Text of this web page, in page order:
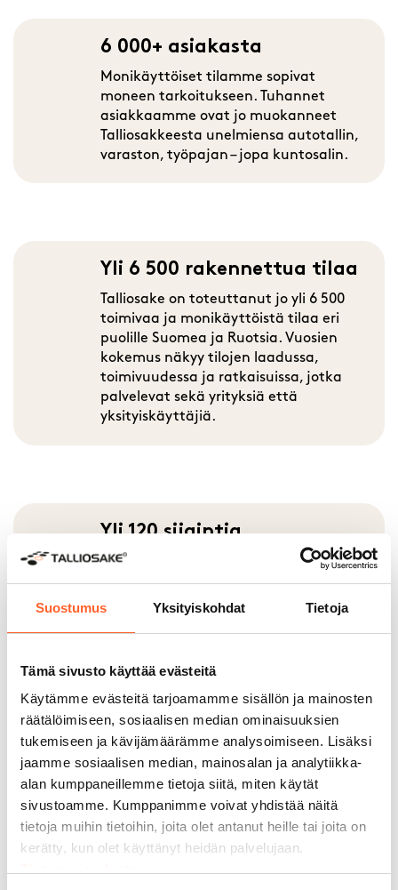
Suostumus Yksityiskohdat Tietoja
Tämä sivusto käyttää evästeitä
Käytämme evästeitä tarjoamamme sisällön ja mainosten
räätälöimiseen, sosiaalisen median ominaisuuksien
tukemiseen ja kävijämäärämme analysoimiseen. Lisäksi
jaamme sosiaalisen median, mainosalan ja analytiikka-
alan kumppaneillemme tietoja siitä, miten käytät
sivustoamme. Kumppanimme voivat yhdistää näitä
tietoja muihin tietoihin, joita olet antanut heille tai joita on
kerätty, kun olet käyttänyt heidän palvelujaan.
6 000+ asiakasta
Monikäyttöiset tilamme sopivat
moneen tarkoitukseen. Tuhannet
asiakkaamme ovat jo muokanneet
Talliosakkeesta unelmiensa autotallin,
varaston, työpajan – jopa kuntosalin.
Yli 6 500 rakennettua tilaa
Talliosake on toteuttanut jo yli 6 500
toimivaa ja monikäyttöistä tilaa eri
puolille Suomea ja Ruotsia. Vuosien
kokemus näkyy tilojen laadussa,
toimivuudessa ja ratkaisuissa, jotka
palvelevat sekä yrityksiä että
yksityiskäyttäjiä.
Yli 120 sijaintia
Talliosake-tiloja löytyy jo yli 120
sijainnista Suomessa ja Ruotsissa.
Laaja verkostomme takaa toimivat ja
suurin.
15 + vuotta kokemusta
Vankka kokemus takaa toimivat
tilaratkaisut ja kestävät tilat.